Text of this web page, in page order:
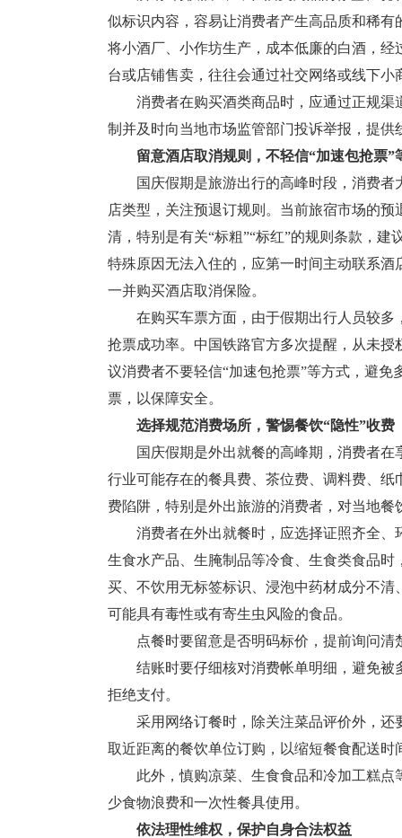
似标识内容，容易让消费者产生高品质和稀有
将小酒厂、小作坊生产，成本低廉的白酒，
台或店铺售卖，往往会通过社交网络或线下小
消费者在购买酒类商品时，应通过正规渠
制并及时向当地市场监管部门投诉举报，提供
留意酒店取消规则，不轻信“加速包抢票”
国庆假期是旅游出行的高峰时段，消费者
店类型，关注预退订规则。当前旅宿市场的
清，特别是有关“标粗”“标红”的规则条款，
特殊原因无法入住的，应第一时间主动联系
一并购买酒店取消保险。
在购买车票方面，由于假期出行人员较多
抢票成功率。中国铁路官方多次提醒，从未
议消费者不要轻信“加速包抢票”等方式，避免
票，以保障安全。
选择规范消费场所，警惕餐饮“隐性”收费
国庆假期是外出就餐的高峰期，消费者在
行业可能存在的餐具费、茶位费、调料费、
费陷阱，特别是外出旅游的消费者，对当地餐
消费者在外出就餐时，应选择证照齐全、
生食水产品、生腌制品等冷食、生食类食品
买、不饮用无标签标识、浸泡中药材成分不
可能具有毒性或有寄生虫风险的食品。
点餐时要留意是否明码标价，提前询问清
结账时要仔细核对消费帐单明细，避免被
拒绝支付。
采用网络订餐时，除关注菜品评价外，还
取近距离的餐饮单位订购，以缩短餐食配送时
此外，慎购凉菜、生食食品和冷加工糕点
少食物浪费和一次性餐具使用。
依法理性维权，保护自身合法权益